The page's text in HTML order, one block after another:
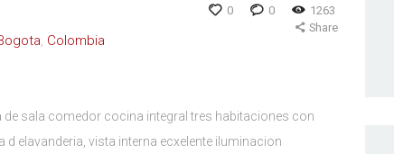
Colombia
1263
0
0
Share
de sala comedor cocina integral tres habitaciones con
elavanderia, vista interna ecxelente iluminacion